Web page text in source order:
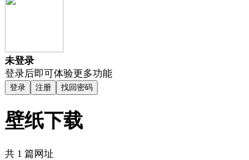
未登录
登录后即可体验更多功能
登录 注册 找回密码
壁纸下载
共 1 篇网址